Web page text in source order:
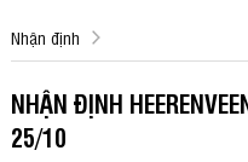
Nhận định
NHẬN ĐỊNH
25/10